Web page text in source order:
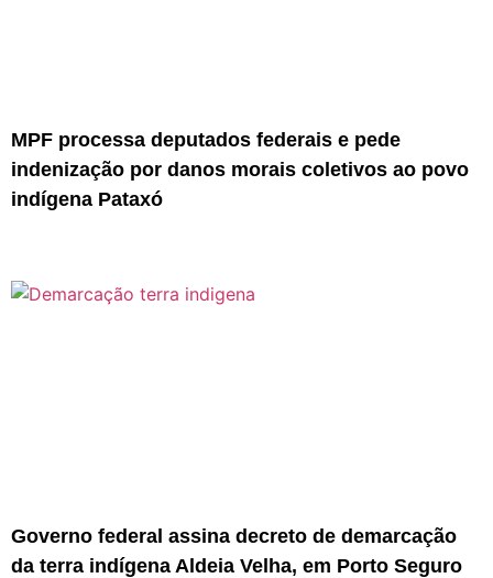
MPF processa deputados federais e pede
indenização por danos morais coletivos ao povo
indígena Pataxó
Governo federal assina decreto de demarcação
da terra indígena Aldeia Velha, em Porto Seguro